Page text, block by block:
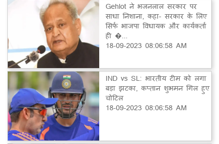
Gehlot ने भजनलाल सरकार पर
साधा निशाना, कहा- सरकार के लिए
सिर्फ भाजपा विधायक और कार्यकर्ता
ही �...
18-09-2023 08:06:58 AM
IND vs SL: भारतीय टीम को लगा
बड़ा झटका, कप्तान शुभमन गिल हुए
चोटिल
18-09-2023 08:06:58 AM